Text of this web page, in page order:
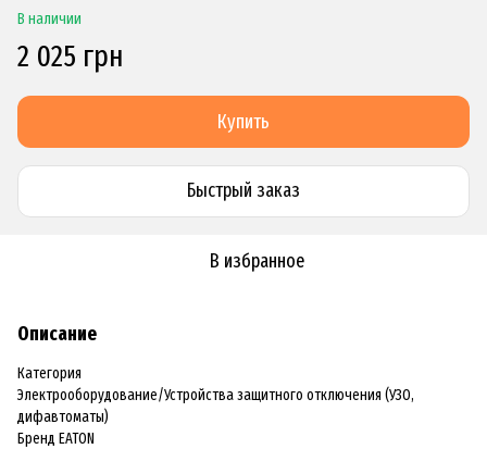
В наличии
2 025 грн
Купить
Быстрый заказ
В избранное
Описание
Категория
Электрооборудование/Устройства защитного отключения (УЗО,
дифавтоматы)
Бренд EATON